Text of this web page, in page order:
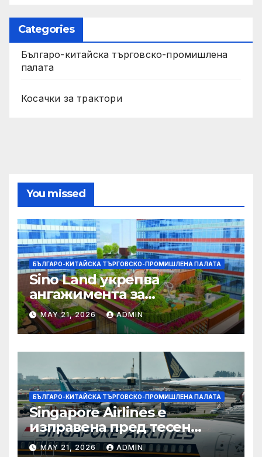
Categories
Българо-китайска търговско-промишлена
палата
Косачки за трактори
You missed
БЪЛГАРО-КИТАЙСКА ТЪРГОВСКО-ПРОМИШЛЕНА ПАЛАТА
Sino Land укрепва
ангажимента за
устойчивост с глобално
признание
MAY 21, 2026 ADMIN
БЪЛГАРО-КИТАЙСКА ТЪРГОВСКО-ПРОМИШЛЕНА ПАЛАТА
Singapore Airlines е
изправена пред тесен
прозорец за спечелване на
MAY 21, 2026 ADMIN